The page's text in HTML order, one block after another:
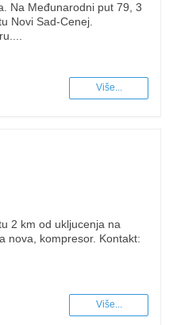
Na Međunarodni put 79, 3
Novi Sad-Cenej.
Više...
2 km od ukljucenja na
nova, kompresor. Kontakt:
Više...